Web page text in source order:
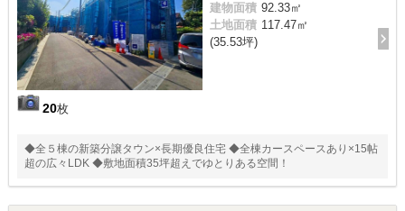
20枚
建物面積 92.33㎡
土地面積 117.47㎡
(35.53坪)
◆全５棟の新築分譲タウン×長期優良住宅 ◆全棟カースペースあり×15帖
超の広々LDK ◆敷地面積35坪超えでゆとりある空間！